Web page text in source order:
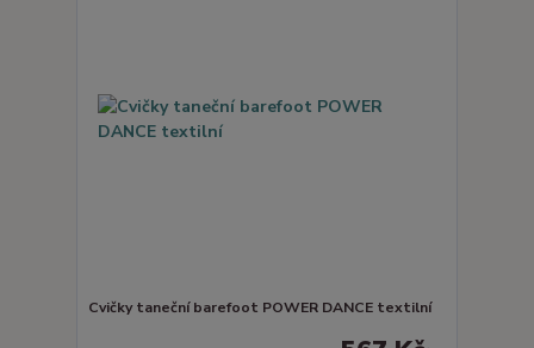
Cvičky taneční barefoot POWER DANCE textilní